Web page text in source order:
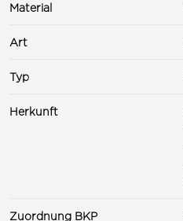
Material
Art
Typ
Herkunft
Zuordnung BKP